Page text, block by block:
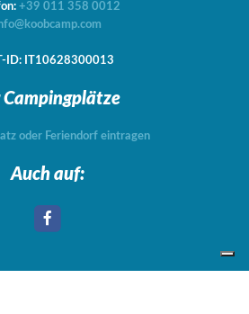
+39 011 358 0012
ID: IT10628300013
Campingplätze
oder Feriendorf eintragen
Auch auf: